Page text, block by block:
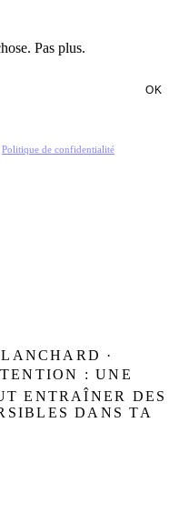
Pas plus.
OK
Politique de confidentialité
·
: UNE
ENTRAÎNER DES
DANS TA